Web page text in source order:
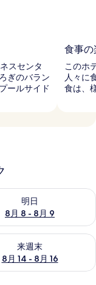
スセンタ
ぎのバラン
ールサイド
食事の
このホ
人々に
食は、
明日
8月 8 - 8月 9
8 - 8月 9 の空室状況
来週末
8月 14 - 8月 16
14 - 8月 16 の空室